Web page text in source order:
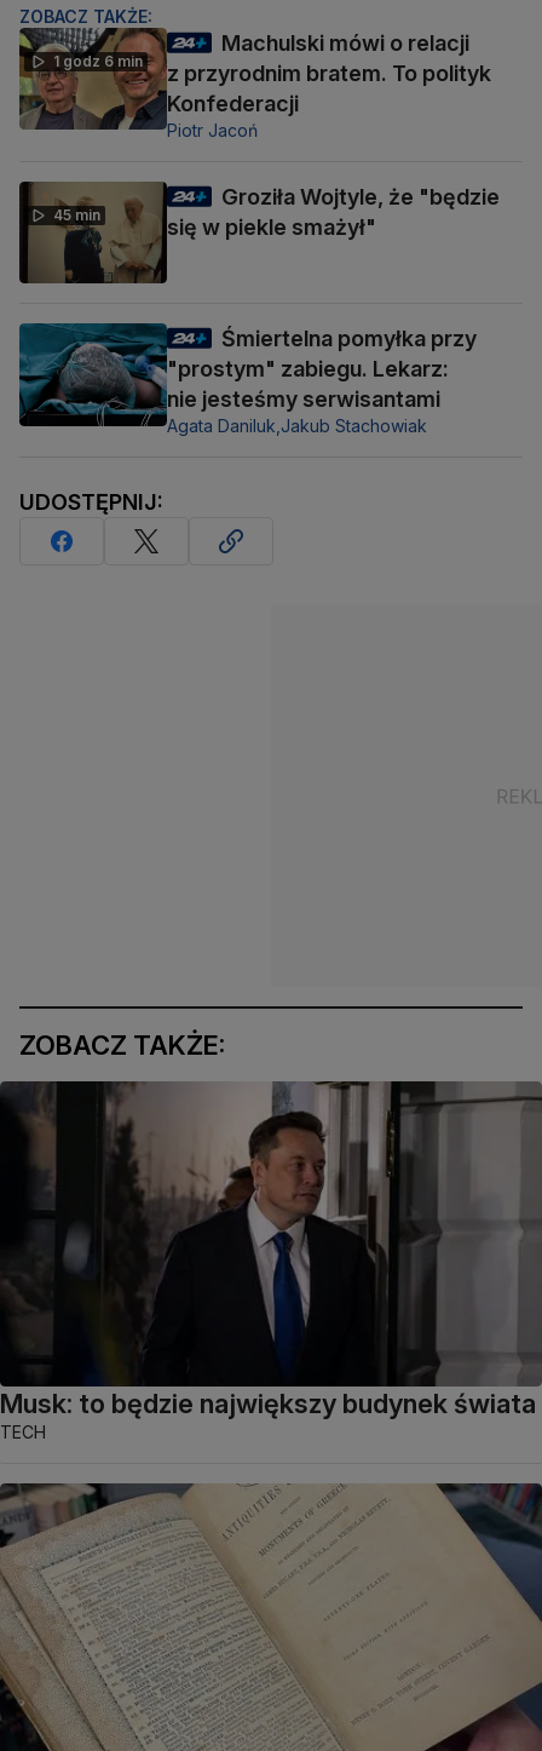
ZOBACZ TAKŻE:
1 godz 6 min
Machulski mówi o relacji
z przyrodnim bratem. To polityk
Konfederacji
Piotr Jacoń
45 min
Groziła Wojtyle, że "będzie
się w piekle smażył"
Śmiertelna pomyłka przy
"prostym" zabiegu. Lekarz:
nie jesteśmy serwisantami
Agata Daniluk,Jakub Stachowiak
UDOSTĘPNIJ:
ZOBACZ TAKŻE:
Musk: to będzie największy budynek świata
TECH